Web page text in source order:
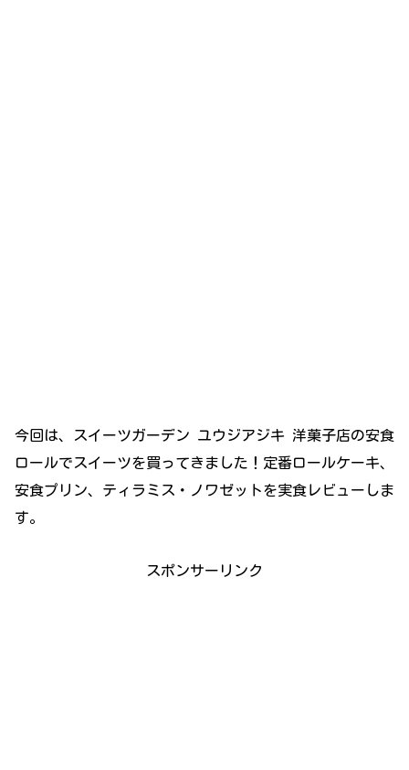
今回は、スイーツガーデン ユウジアジキ 洋菓子店の安食
ロールでスイーツを買ってきました！定番ロールケーキ、
安食プリン、ティラミス・ノワゼットを実食レビューしま
す。
スポンサーリンク